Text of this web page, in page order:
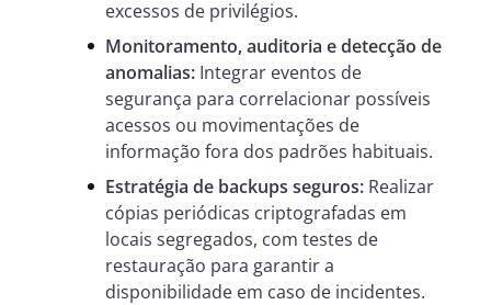
excessos de privilégios.
Monitoramento, auditoria e detecção de
anomalias: Integrar eventos de
segurança para correlacionar possíveis
acessos ou movimentações de
informação fora dos padrões habituais.
Estratégia de backups seguros: Realizar
cópias periódicas criptografadas em
locais segregados, com testes de
restauração para garantir a
disponibilidade em caso de incidentes.